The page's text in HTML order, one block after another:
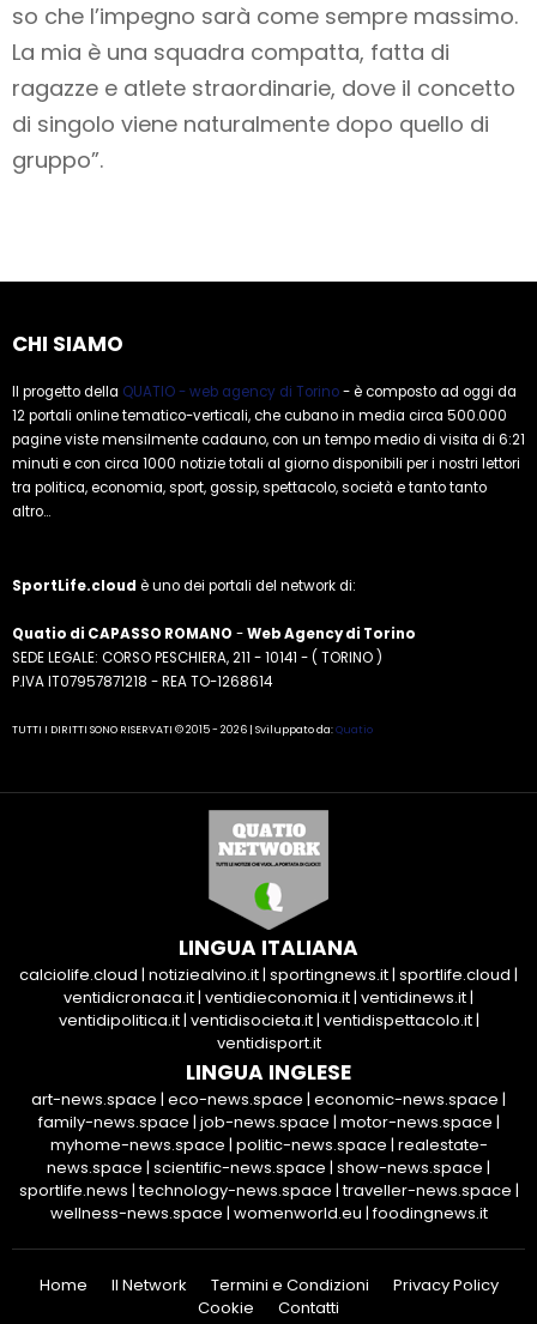
so che l’impegno sarà come sempre massimo.
La mia è una squadra compatta, fatta di
ragazze e atlete straordinarie, dove il concetto
di singolo viene naturalmente dopo quello di
gruppo”.
CHI SIAMO
Il progetto della QUATIO - web agency di Torino- è composto ad oggi da
12 portali online tematico-verticali, che cubano in media circa 500.000
pagine viste mensilmente cadauno, con un tempo medio di visita di 6:21
minuti e con circa 1000 notizie totali al giorno disponibili per i nostri lettori
tra politica, economia, sport, gossip, spettacolo, società e tanto tanto
altro...
SportLife.cloud è uno dei portali del network di:
Quatio di CAPASSO ROMANO -Web Agency di Torino
SEDE LEGALE: CORSO PESCHIERA, 211 - 10141 - ( TORINO )
P.IVA IT07957871218 - REA TO-1268614
TUTTI I DIRITTI SONO RISERVATI © 2015 - 2026 | Sviluppato da:Quatio
LINGUA ITALIANA
calciolife.cloud | notiziealvino.it| sportingnews.it| sportlife.cloud |
ventidicronaca.it| ventidieconomia.it| ventidinews.it|
ventidipolitica.it| ventidisocieta.it| ventidispettacolo.it|
ventidisport.it
LINGUA INGLESE
art-news.space | eco-news.space | economic-news.space |
family-news.space | job-news.space | motor-news.space |
myhome-news.space | politic-news.space | realestate-
news.space | scientific-news.space | show-news.space |
sportlife.news |technology-news.space |traveller-news.space |
wellness-news.space | womenworld.eu |foodingnews.it
Home Il Network Termini e Condizioni
Privacy Policy
Cookie
Contatti